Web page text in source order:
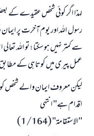
لہذا اگر کوئی شخص عقیدے کے بعض
رسول اللہ اور یوم آخرت پر
سے کمتر نہیں ہو سکتا ؛ تو اللہ
عمل پیری میں کوتاہی کے
لیکن معروف ایمان والے شخص کو
اقدام ہے" انتہی
"الاستقامة" (1/164)